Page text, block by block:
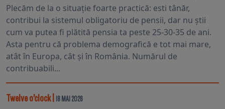
Plecăm de la o situație foarte practică: esti tânăr,
contribui la sistemul obligatoriu de pensii, dar nu știi
cum va putea fi plătită pensia ta peste 25-30-35 de ani.
Asta pentru că problema demografică e tot mai mare,
atât în Europa, cât și în România. Numărul de
contribuabili...
Twelve o’clock| 18 MAI 2026